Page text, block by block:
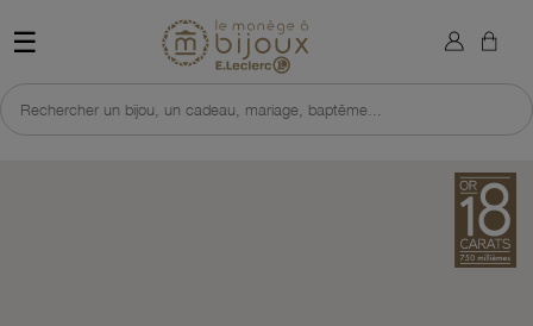
☰ Retour à l'accueil du site
Rechercher un bijou, un cadeau, mariage, baptême...
×